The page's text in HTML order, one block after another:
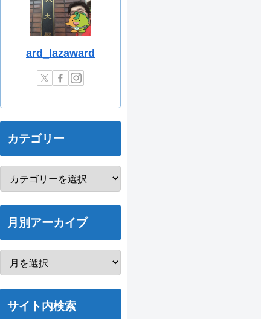
ard_lazaward
カテゴリー
月別アーカイブ
サイト内検索